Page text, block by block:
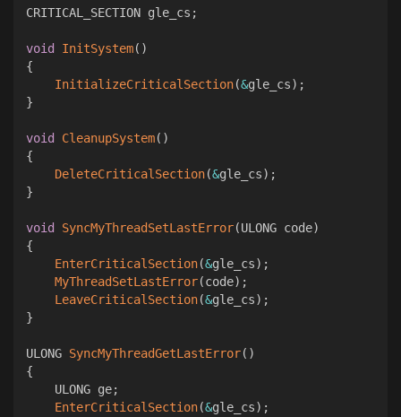
CRITICAL_SECTION gle_cs ;
void InitSystem( )
{
InitializeCriticalSection(&gle_cs) ;
}
void CleanupSystem( )
{
DeleteCriticalSection(&gle_cs) ;
}
void SyncMyThreadSetLastError(ULONG code)
{
EnterCriticalSection(&gle_cs) ;
MyThreadSetLastError(code) ;
LeaveCriticalSection(&gle_cs) ;
}
ULONG SyncMyThreadGetLastError( )
{
    ULONG ge
;
EnterCriticalSection(&gle_cs) ;